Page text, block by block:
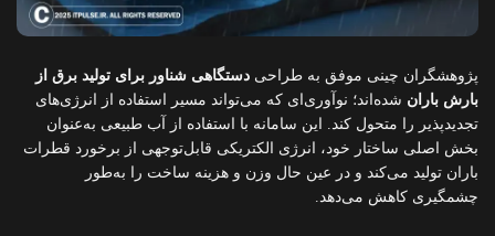
پژوهشگران چینی موفق به طراحی دستگاهی شناور برای تولید برق از
بارش باران شده‌اند؛ نوآوری‌ای که می‌تواند مسیر استفاده از انرژی‌های
تجدیدپذیر را متحول کند. این سامانه با استفاده از آب طبیعی به‌عنوان
بخش اصلی ساختار خود، انرژی الکتریکی قابل‌توجهی از برخورد قطرات
باران تولید می‌کند و در عین حال وزن و هزینه ساخت را به‌طور
چشمگیری کاهش می‌دهد.